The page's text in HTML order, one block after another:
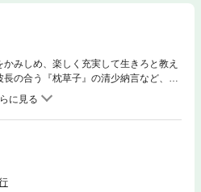
かみしめ、楽しく充実して生きろと教え
の合う『枕草子』の清少納言など、古
響いた映画や草花に感じる自然のこ
た本や師や友。心に刻まれ、生きる杖
おしみ、毎日を真剣に丁寧に生きた著
集。